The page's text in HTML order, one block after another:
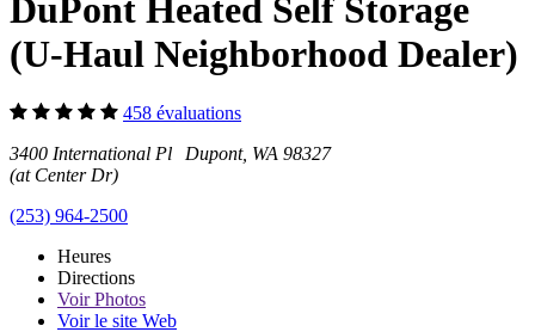
DuPont Heated Self Storage
(U-Haul Neighborhood Dealer)
458 évaluations
3400 International Pl Dupont, WA 98327
(at Center Dr)
(253) 964-2500
Heures
Directions
VoirPhotos
Voir le site Web